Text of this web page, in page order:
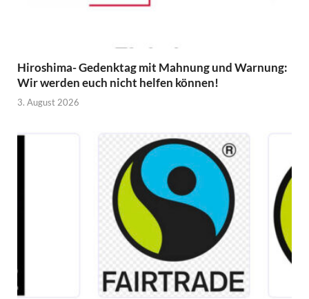
Hiroshima- Gedenktag mit Mahnung und Warnung:
Wir werden euch nicht helfen können!
3. August 2026